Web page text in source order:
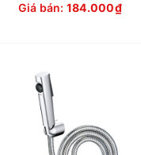
Giá bán: 184.000₫